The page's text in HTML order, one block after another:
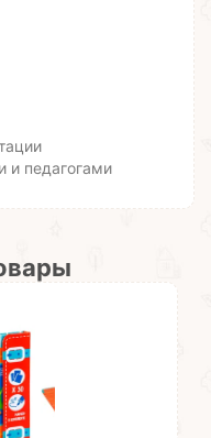
и педагогами